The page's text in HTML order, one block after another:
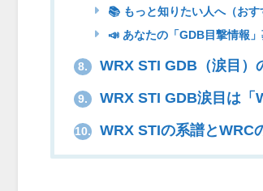
📚 もっと知りたい人へ（おす
📣 あなたの「GDB目撃情報」
8. WRX STI GDB（涙目）
9. WRX STI GDB涙目は「
10. WRX STIの系譜とWRC